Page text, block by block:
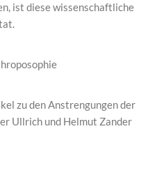
ist diese wissenschaftliche
zu den Anstrengungen der
Ullrich und Helmut Zander